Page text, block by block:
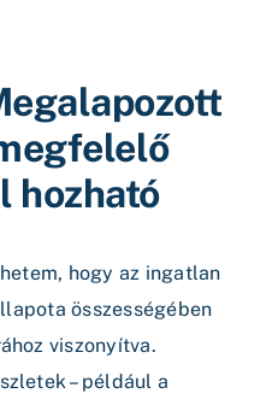
hozható
hogy az ingatlan
összességében
viszonyítva.
– például a